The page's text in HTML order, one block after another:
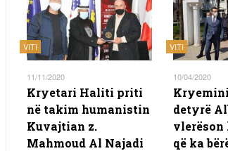
VITI
11/11/2020
Kryetari Haliti priti
në takim humanistin
Kuvajtian z.
Mahmoud Al Najadi
VITI
10/04/2020
detyrë
vlerëson
që ka